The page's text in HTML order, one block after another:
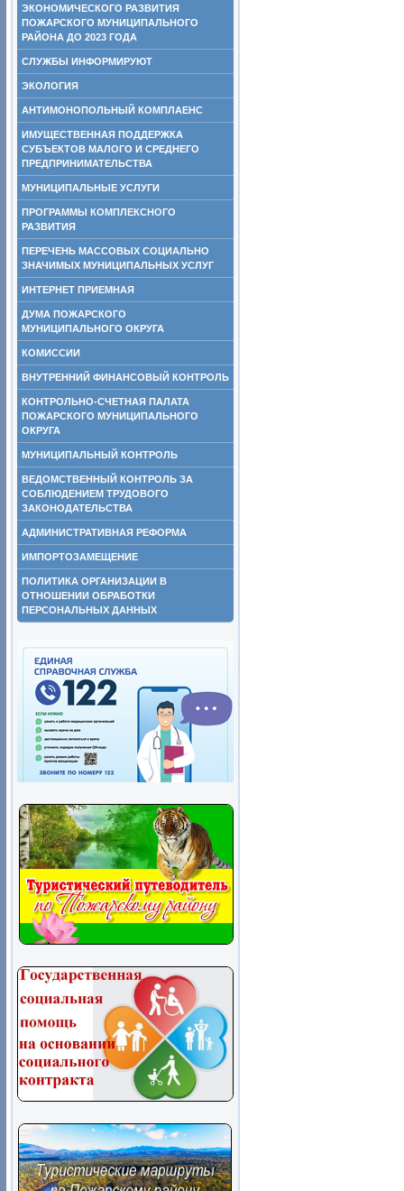
ЭКОНОМИЧЕСКОГО РАЗВИТИЯ
ПОЖАРСКОГО МУНИЦИПАЛЬНОГО
РАЙОНА ДО 2023 ГОДА
СЛУЖБЫ ИНФОРМИРУЮТ
ЭКОЛОГИЯ
АНТИМОНОПОЛЬНЫЙ КОМПЛАЕНС
ИМУЩЕСТВЕННАЯ ПОДДЕРЖКА
СУБЪЕКТОВ МАЛОГО И СРЕДНЕГО
ПРЕДПРИНИМАТЕЛЬСТВА
МУНИЦИПАЛЬНЫЕ УСЛУГИ
ПРОГРАММЫ КОМПЛЕКСНОГО
РАЗВИТИЯ
ПЕРЕЧЕНЬ МАССОВЫХ СОЦИАЛЬНО
ЗНАЧИМЫХ МУНИЦИПАЛЬНЫХ УСЛУГ
ИНТЕРНЕТ ПРИЕМНАЯ
ДУМА ПОЖАРСКОГО
МУНИЦИПАЛЬНОГО ОКРУГА
КОМИССИИ
ВНУТРЕННИЙ ФИНАНСОВЫЙ КОНТРОЛЬ
КОНТРОЛЬНО-СЧЕТНАЯ ПАЛАТА
ПОЖАРСКОГО МУНИЦИПАЛЬНОГО
ОКРУГА
МУНИЦИПАЛЬНЫЙ КОНТРОЛЬ
ВЕДОМСТВЕННЫЙ КОНТРОЛЬ ЗА
СОБЛЮДЕНИЕМ ТРУДОВОГО
ЗАКОНОДАТЕЛЬСТВА
АДМИНИСТРАТИВНАЯ РЕФОРМА
ИМПОРТОЗАМЕЩЕНИЕ
ПОЛИТИКА ОРГАНИЗАЦИИ В
ОТНОШЕНИИ ОБРАБОТКИ
ПЕРСОНАЛЬНЫХ ДАННЫХ